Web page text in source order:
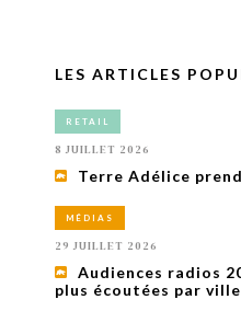
LES ARTICLES
RETAIL
8 JUILLET 2026
Terre Adélice
MÉDIAS
29 JUILLET 2026
Audiences radios
plus écoutées par